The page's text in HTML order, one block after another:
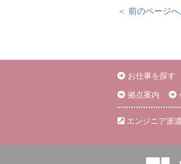
＜ 前のページ
お仕事を探す
拠点案内
エンジニア派